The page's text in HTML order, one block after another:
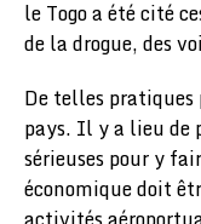
le Togo a été cité
de la drogue, des
De telles
pays. Il y a lieu de
sérieuses pour y
économique doit